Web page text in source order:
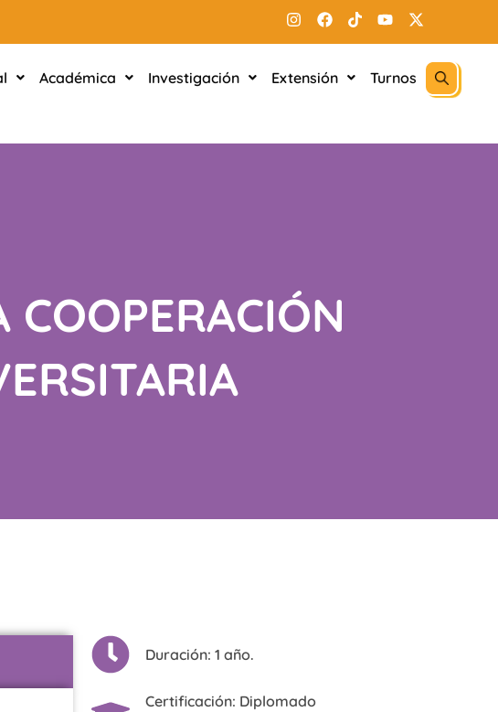
Académica Investigación Extensión Turnos
Duración: 1 año.
Certificación: Diplomado